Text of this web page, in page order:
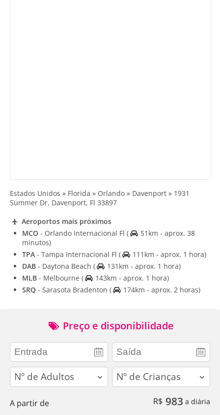
Estados Unidos » Florida » Orlando » Davenport » 1931
Summer Dr, Davenport, Fl 33897
Aeroportos mais próximos
MCO - Orlando Internacional Fl (
51km - aprox. 38
minutos)
TPA - Tampa Internacional Fl (
111km - aprox. 1 hora)
DAB - Daytona Beach (
131km - aprox. 1 hora)
MLB - Melbourne (
143km - aprox. 1 hora)
SRQ - Sarasota Bradenton ( 174km - aprox. 2 horas)
Preço e disponibilidade
adults children
A partir de R$ 983 a diária